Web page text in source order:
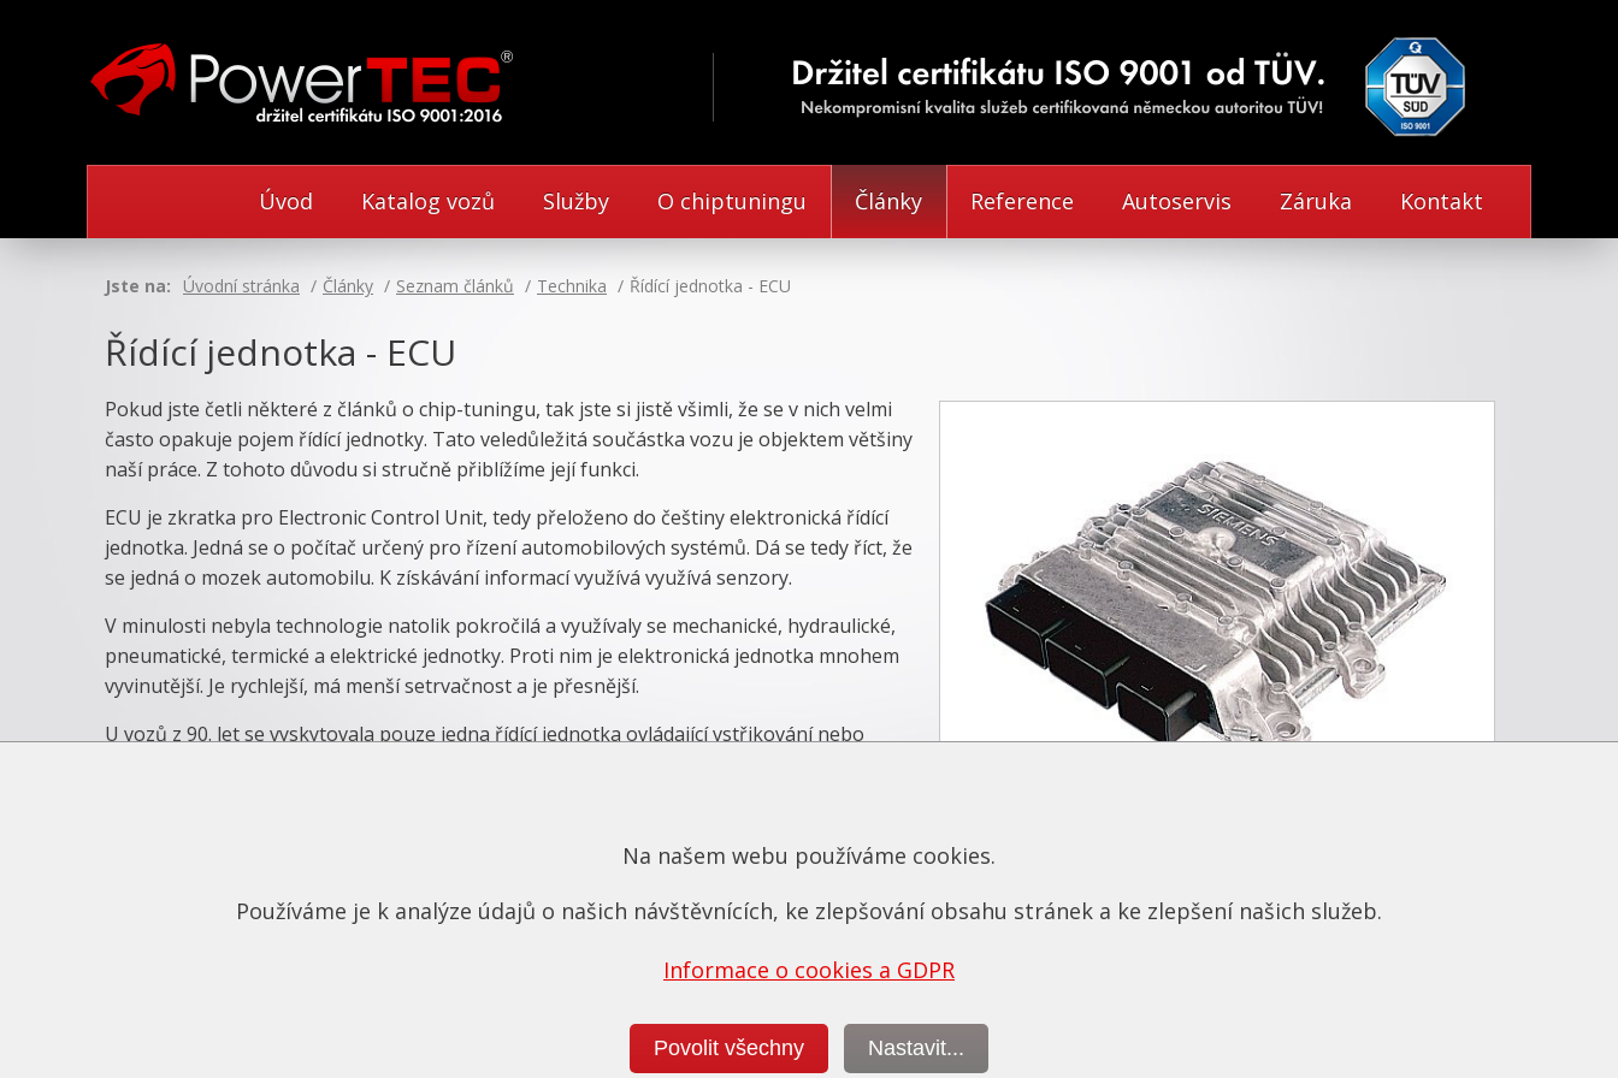
Úvod Katalog vozů Služby O chiptuningu Články Reference Autoservis Záruka Kontakt
Jste na: Úvodní stránka Články Seznam článků Technika Řídící jednotka - ECU
Řídící jednotka - ECU
Pokud jste četli některé z článků o chip-tuningu, tak jste si jistě všimli, že se v nich velmi
často opakuje pojem řídící jednotky. Tato veledůležitá součástka vozu je objektem většiny
naší práce. Z tohoto důvodu si stručně přiblížíme její funkci.
ECU je zkratka pro Electronic Control Unit, tedy přeloženo do češtiny elektronická řídící
jednotka. Jedná se o počítač určený pro řízení automobilových systémů. Dá se tedy říct, že
se jedná o mozek automobilu. K získávání informací využívá využívá senzory.
V minulosti nebyla technologie natolik pokročilá a využívaly se mechanické, hydraulické,
pneumatické, termické a elektrické jednotky. Proti nim je elektronická jednotka mnohem
vyvinutější. Je rychlejší, má menší setrvačnost a je přesnější.
U vozů z 90. let se vyskytovala pouze jedna řídící jednotka ovládající vstřikování nebo
Chování jednotek je řízeno softwarem, který řídí většinu funkcí vozu. A právě tento softwaremodifikujenaše chip-tuningová společnost. Konkrétně se
zabýváme řídící jednotkou spravující běh motoru, kterou upravujeme tak, aby jízdní vlasnosti vozu odpovídaly vašim představám.
Na našem webu používáme cookies.
Používáme je k analýze údajů o našich návštěvnících, ke zlepšování obsahu stránek a ke zlepšení našich služeb.
Informace o cookies a GDPR
Povolit všechny Nastavit...